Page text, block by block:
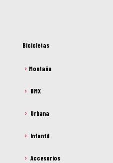
Bicicletas
Montaña
BMX
Urbana
Infantil
Accesorios